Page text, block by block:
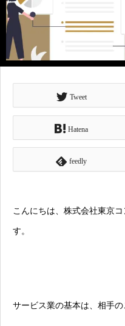
Tweet
Hatena
feedly
こんにちは、株式会社東京
す。
サービス業の基本は、相手の